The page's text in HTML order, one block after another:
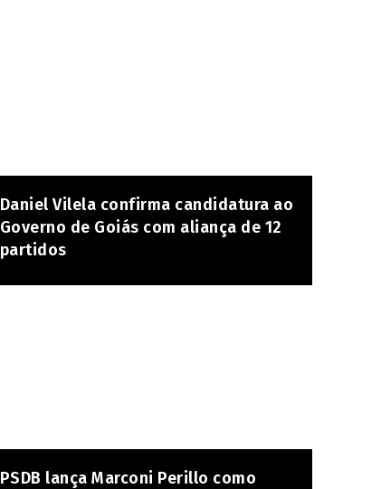
Daniel Vilela confirma candidatura ao
Governo de Goiás com aliança de 12
partidos
PSDB lança Marconi Perillo como